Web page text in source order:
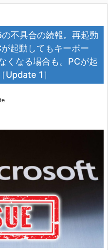
不具合の続報。再起動
起動してもキーボー
くなる場合も。PCが起
Update 1］